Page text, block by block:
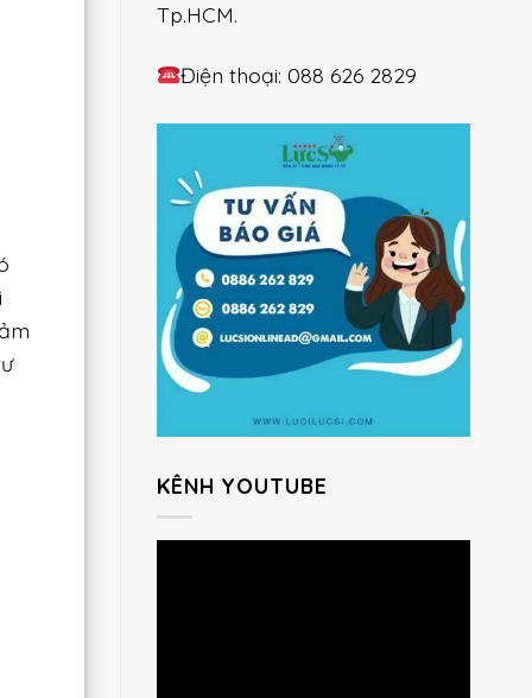
Tp.HCM.
Điện thoại: 088 626 2829
KÊNH YOUTUBE